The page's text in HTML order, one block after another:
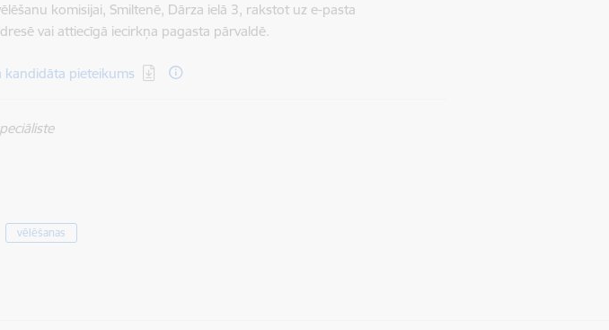
komisijai, Smiltenē, Dārza ielā 3, rakstot uz e-pasta
vai attiecīgā iecirkņa pagasta pārvaldē.
kandidāta pieteikums
vēlēšanas